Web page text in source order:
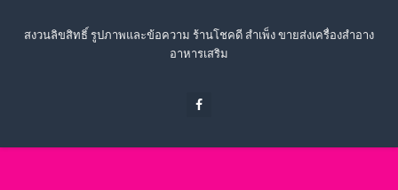
สงวนลิขสิทธิ์ รูปภาพและข้อความ ร้านโชคดี สำเพ็ง ขายส่งเครื่องสำอาง
อาหารเสริม